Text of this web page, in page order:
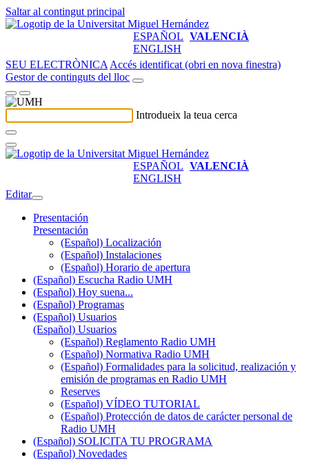
Saltar al contingut principal
ESPAÑOL VALENCIÀ
ENGLISH
SEU ELECTRÒNICA Accés identificat (obri en nova finestra)
Gestor de continguts del lloc
Introdueix la teua cerca
ESPAÑOL VALENCIÀ
ENGLISH
Editar
Presentación
Presentación
(Español) Localización
(Español) Instalaciones
(Español) Horario de apertura
(Español) Escucha Radio UMH
(Español) Hoy suena...
(Español) Programas
(Español) Usuarios
(Español) Usuarios
(Español) Reglamento Radio UMH
(Español) Normativa Radio UMH
(Español) Formalidades para la solicitud, realización y
emisión de programas en Radio UMH
Reserves
(Español) VÍDEO TUTORIAL
(Español) Protección de datos de carácter personal de
Radio UMH
(Español) SOLICITA TU PROGRAMA
(Español) Novedades